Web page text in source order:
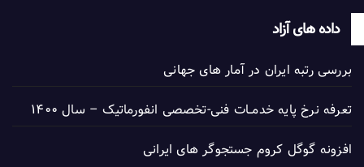
داده های آزاد
بررسی رتبه ایران در آمار های جهانی
تعرفه نرخ پایه خدمــات فنی-تخصصی انفورماتیک – سال ۱۴۰۰
افزونه گوگل کروم جستجوگر های ایرانی